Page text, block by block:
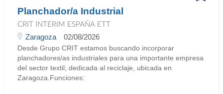
Planchador/a Industrial
CRIT INTERIM ESPAÑA ETT
Zaragoza 02/08/2026
Desde Grupo CRIT estamos buscando incorporar
planchadores/as industriales para una importante empresa
del sector textil, dedicada al reciclaje, ubicada en
Zaragoza.Funciones: